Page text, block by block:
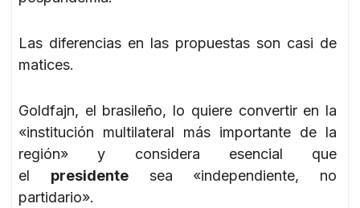
Las diferencias en las propuestas son casi de
matices.
Goldfajn, el brasileño, lo quiere convertir en la
«institución multilateral más importante de la
región» y considera esencial que
el presidentesea «independiente, no
partidario».